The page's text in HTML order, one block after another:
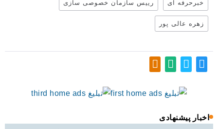
خبرحرفه ای رییس سازمان خصوصی سازی
زهره عالی پور
اخبار پیشنهادی